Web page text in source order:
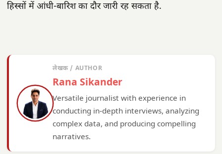
हिस्सों में आंधी-बारिश का दौर जारी रह सकता है.
लेखक / AUTHOR
Rana Sikander
Versatile journalist with experience in
conducting in-depth interviews, analyzing
complex data, and producing compelling
narratives.